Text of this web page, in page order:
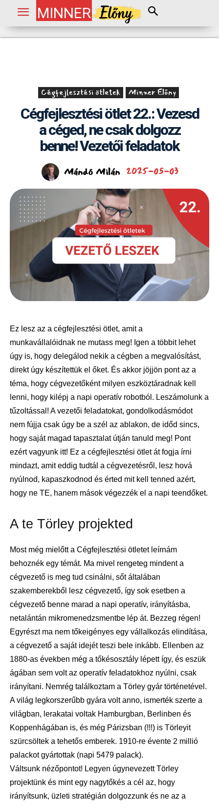
MINNER
Cégfejlesztési ötletek Minner Előny
Cégfejlesztési ötlet 22.: Vezesd
a céged, ne csak dolgozz
benne! Vezetői feladatok
Mándó Milán 2025-05-03
Ez lesz az a cégfejlesztési ötlet, amit a
munkavállalóidnak ne mutass meg! Igen a többit lehet
úgy is, hogy delegálod nekik a cégben a megvalósítást,
direkt úgy készítettük el őket. És akkor jöjjön pont az a
téma, hogy cégvezetőként milyen eszköztáradnak kell
lenni, hogy kilépj a napi operatív robotból. Leszámolunk a
tűzoltással! A vezetői feladatokat, gondolkodásmódot
nem fújja csak úgy be a szél az ablakon, de időd sincs,
hogy saját magad tapasztalat útján tanuld meg! Pont
ezért vagyunk itt! Ez a cégfejlesztési ötlet át fogja írni
mindazt, amit eddig tudtál a cégvezetésről, lesz hová
nyúlnod, kapaszkodnod és érted mit kell tenned azért,
hogy ne TE, hanem mások végezzék el a napi teendőket.
A te Törley projekted
Most még mielőtt a Cégfejlesztési ötletet leírnám
behoznék egy témát. Ma mivel rengeteg mindent a
cégvezető is meg tud csinálni, sőt általában
szakemberekből lesz cégvezető, így sok esetben a
cégvezető benne marad a napi operatív, irányításba,
netalántán mikromenedzsmentbe lép át. Bezzeg régen!
Egyrészt ma nem tőkeigényes egy vállalkozás elindítása,
a cégvezető a saját idejét teszi bele inkább. Ellenben az
1880-as években még a tőkésosztály lépett így, és eszük
ágában sem volt az operatív feladatokhoz nyúlni, csak
irányítani. Nemrég találkoztam a Törley gyár történetével.
A világ legkorszerűbb gyára volt anno, ismerték szerte a
világban, lerakatai voltak Hamburgban, Berlinben és
Koppenhágában is, és még Párizsban (!!!) is Törleyit
szürcsöltek a tehetős emberek. 1910-re évente 2 millió
palackot gyártottak (napi 5479 palack).
Váltsunk nézőpontot! Legyen úgynevezett Törley
projektünk és mint egy nagytőkés a cél az, hogy
irányítsunk, üzleti stratégián dolgozzunk és ne az a